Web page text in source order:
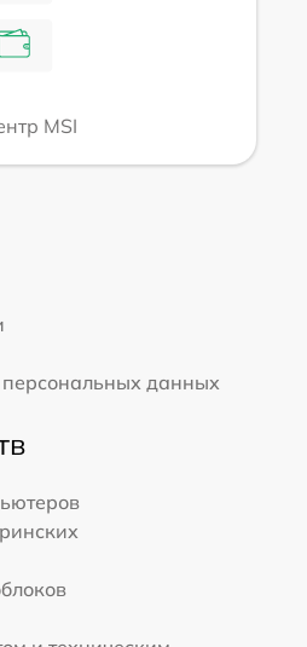
MSI
персональных данных